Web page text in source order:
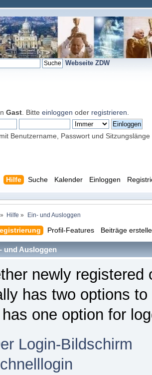
Webseite ZDW
Gast . Bitte einloggen oder registrieren
Benutzername, Passwort und Sitzungslänge
Hilfe Suche Kalender Einloggen
Hilfe » Ein- und Ausloggen
Profil-Features Beiträge
und Ausloggen
newly
has two options
one option for
Login-Bildschirm